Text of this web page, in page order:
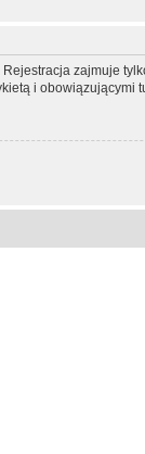
zajmuje
i